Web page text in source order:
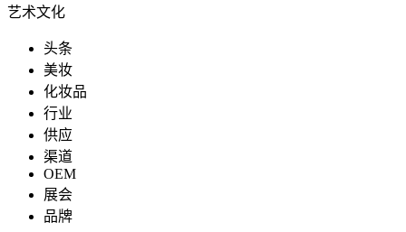
艺术文化
头条
美妆
化妆品
行业
供应
渠道
OEM
展会
品牌